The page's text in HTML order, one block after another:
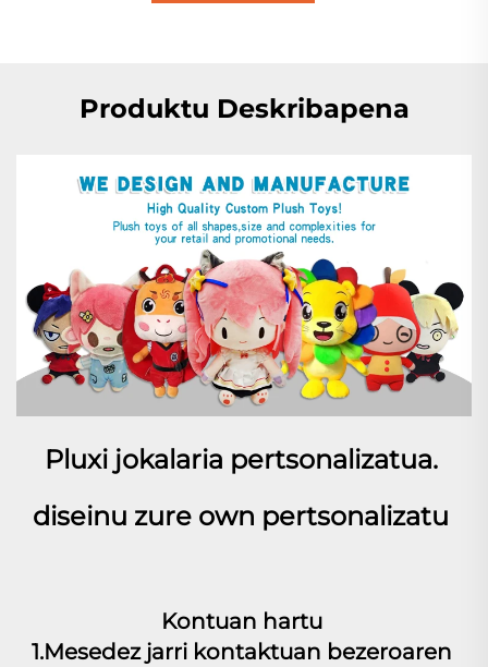
Produktu Deskribapena
Pluxi jokalaria pertsonalizatua.
diseinu zure own pertsonalizatu
Kontuan hartu
1.Mesedez jarri kontaktuan bezeroaren